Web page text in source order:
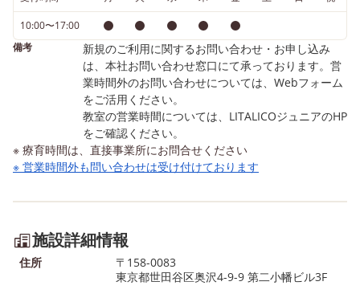
ログラムとして用意をし実施
することで「できた！」経験
を積んでいます！ 引き続き
LITALICOで実施している取り
組みなどをブログでお伝えさ
せていただきます！ 次回の更
新もお楽しみに☆彡
◇◆◇2026年度 ご利用者さ
ュニア自由が丘教室では、
時募集しており、 現在も体
験授業を開始しております。
お子さまのご様子を拝見し、
合わせ窓口 0120-974-763
LITALICOジュニア自由が
室
10:00〜17:00
備考
新規のご利用に関するお問い合わせ・お申し込み
は、本社お問い合わせ窓口にて承っております。営
業時間外のお問い合わせについては、Webフォーム
をご活用ください。
教室の営業時間については、LITALICOジュニアのHP
をご確認ください。
※ 療育時間は、直接事業所にお問合せください
※ 営業時間外も問い合わせは受け付けております
施設詳細情報
住所
〒158-0083
東京都世田谷区奥沢4-9-9 第二小幡ビル3F